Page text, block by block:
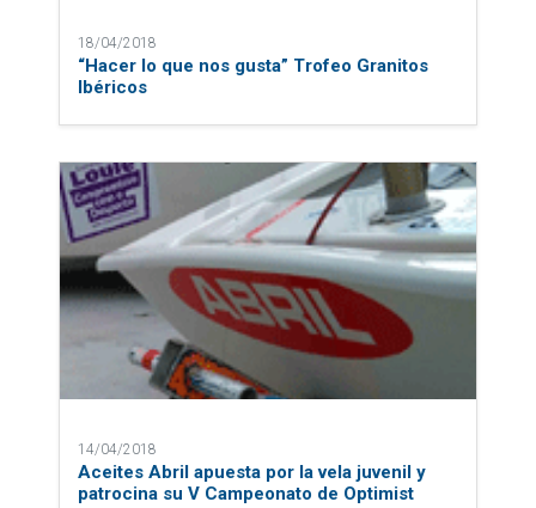
18/04/2018
“Hacer lo que nos gusta” Trofeo Granitos
Ibéricos
14/04/2018
Aceites Abril apuesta por la vela juvenil y
patrocina su V Campeonato de Optimist